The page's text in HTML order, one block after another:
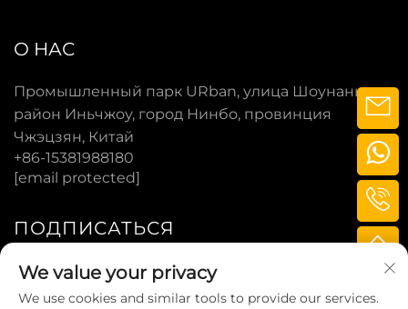
О НАС
Промышленный парк URban, улица Шоунань,
район Иньчжоу, город Нинбо, провинция
Чжэцзян, Китай
+86-15381988180
[email protected]
ПОДПИСАТЬСЯ
We value your privacy
We use cookies and similar tools to provide our services.